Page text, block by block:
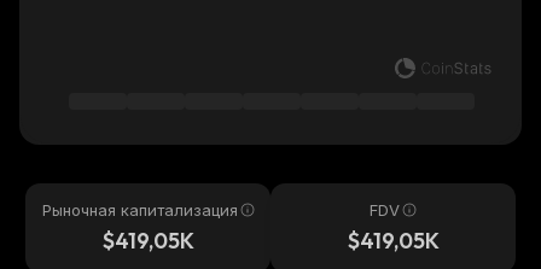
Рыночная капитализация
$419,05K
FDV
$419,05K